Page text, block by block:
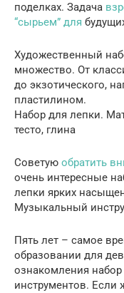
поделках. Задача
“сырьем” для
Художественный
множество. От
до экзотического,
пластилином.
Набор для лепки.
тесто, глина
Советую обратить
очень интересные
лепки ярких
Музыкальный
Пять лет – самое
образовании для
ознакомления
инструментов.